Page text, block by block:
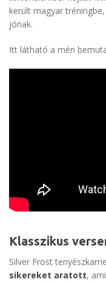
került magyar
jónak.
Itt látható a mén
Klasszikus
Silver Frost
sikereket aratott,